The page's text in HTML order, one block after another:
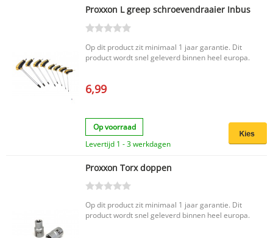
Proxxon L greep schroevendraaier Inbus
Op dit product zit minimaal 1 jaar garantie. Dit
product wordt snel geleverd binnen heel europa.
6,99
Op voorraad
Levertijd 1 - 3 werkdagen
Proxxon Torx doppen
Op dit product zit minimaal 1 jaar garantie. Dit
product wordt snel geleverd binnen heel europa.